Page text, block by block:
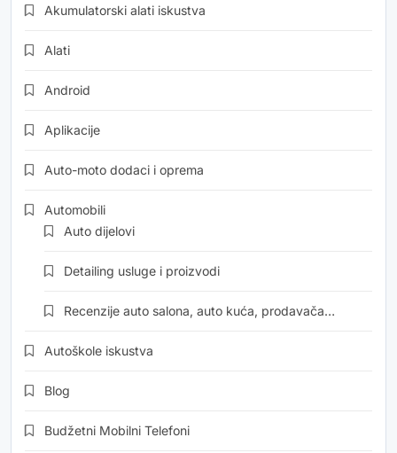
Akumulatorski alati iskustva
Alati
Android
Aplikacije
Auto-moto dodaci i oprema
Automobili
Auto dijelovi
Detailing usluge i proizvodi
Recenzije auto salona, auto kuća, prodavača…
Autoškole iskustva
Blog
Budžetni Mobilni Telefoni